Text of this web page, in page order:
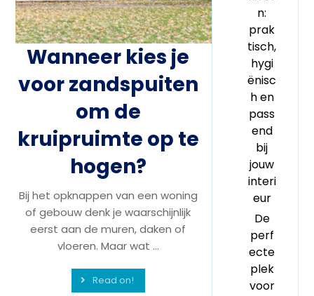
Wanneer kies je
voor zandspuiten
om de
kruipruimte op te
hogen?
Bij het opknappen van een woning
of gebouw denk je waarschijnlijk
eerst aan de muren, daken of
vloeren. Maar wat ...
Read on!
n:
prak
tisch,
hygi
ënisc
h en
pass
end
bij
jouw
interi
eur
De
perf
ecte
plek
voor